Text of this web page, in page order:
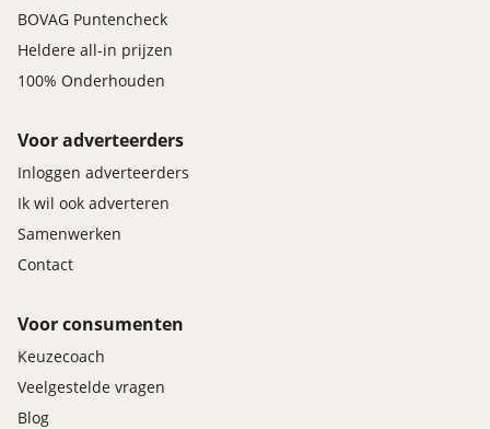
BOVAG Puntencheck
Heldere all-in prijzen
100% Onderhouden
Voor adverteerders
Inloggen adverteerders
Ik wil ook adverteren
Samenwerken
Contact
Voor consumenten
Keuzecoach
Veelgestelde vragen
Blog